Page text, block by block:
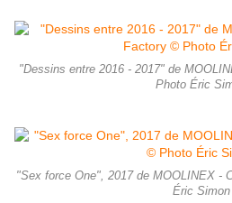
"Dessins entre 2016 - 2017" de
Photo Éric
"Sex force One", 2017 de MOOLINEX -
Éric Simon